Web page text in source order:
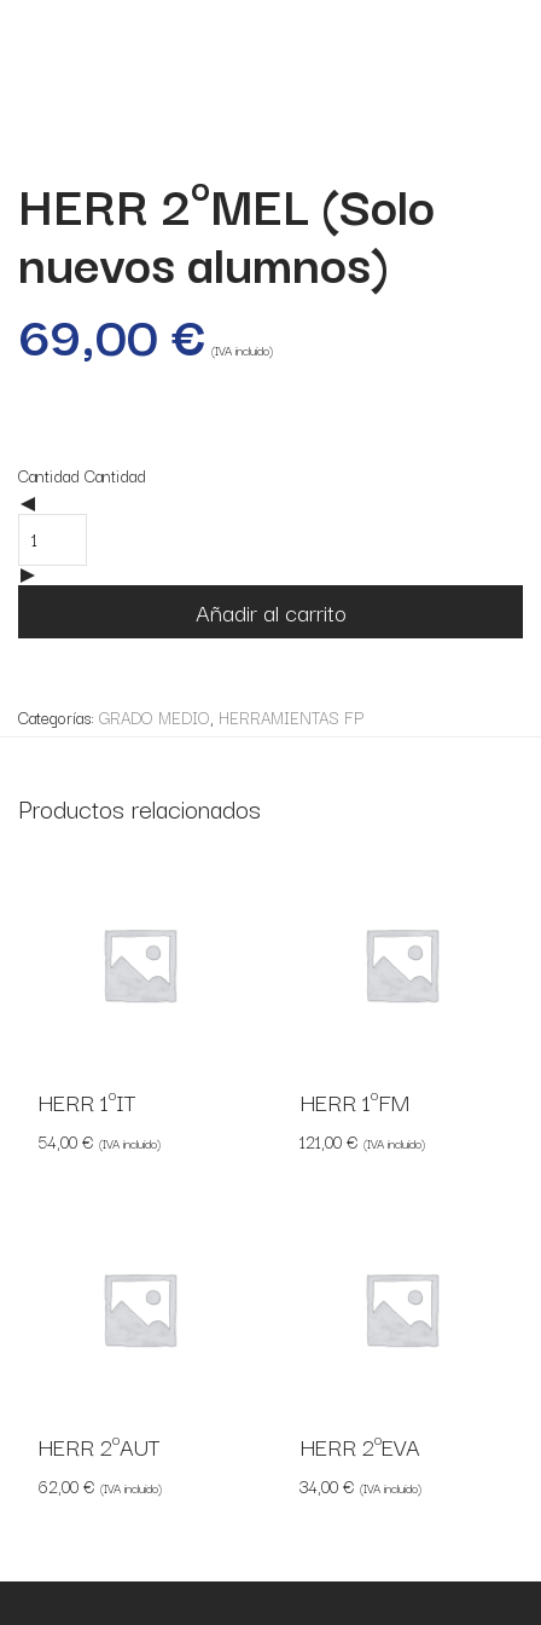
HERR 2ºMEL (Solo
nuevos alumnos)
69,00€ (IVA incluido)
Cantidad Cantidad
Añadir al carrito
Categorías: GRADO MEDIO, HERRAMIENTAS FP
Productos relacionados
HERR 1ºIT
54,00€ (IVA incluido)
HERR 1ºFM
121,00€ (IVA incluido)
HERR 2ºAUT
62,00€ (IVA incluido)
HERR 2ºEVA
34,00€ (IVA incluido)